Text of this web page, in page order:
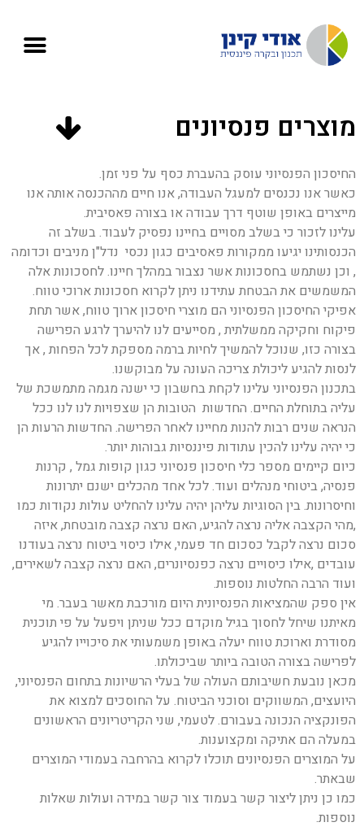
מוצרים פנסיונים
החיסכון הפנסיוני עוסק בהעברת כסף על פני זמן.
כאשר אנו נכנסים למעגל העבודה, אנו חיים מההכנסה אותה אנו
מייצרים באופן שוטף דרך עבודה או בצורה פאסיבית.
עלינו לזכור כי בשלב מסויים בחיינו נפסיק לעבוד. בשלב זה
הכנסותינו יגיעו ממקורות פאסיבים כגון נכסי נדל"ן מניבים וכדומה
, וכן נשתמש בחסכונות אשר נצבור במהלך חיינו. לחסכונות אלה
המשמשים את הבטחת עתידנו ניתן לקרוא חסכונות ארוכי טווח.
אפיקי החיסכון הפנסיוני הם מוצרי חיסכון ארוך טווח, אשר תחת
פיקוח וחקיקה ממשלתית , מסייעים לנו להיערך לרגע הפרישה
בצורה כזו, שנוכל להמשיך לחיות ברמה מספקת לכל הפחות , אך
לנסות להגיע ליכולת צריכה העונה על מבוקשנו.
בתכנון הפנסיוני עלינו לקחת בחשבון כי ישנה מגמה מתמשכת של
עליה בתוחלת החיים. החדשות הטובות הן שצפויות לנו לנו ככל
הנראה שנים רבות להנות מחיינו לאחר הפרישה. החדשות הרעות הן
כי יהיה עלינו להכין עתודות פיננסיות גבוהות יותר.
כיום קיימים מספר כלי חיסכון פנסיוני כגון קופות גמל , קרנות
פנסיה, ביטוחי מנהלים ועוד. לכל אחד מהכלים ישנם יתרונות
וחיסרונות. בין הסוגיות עליהן יהיה עלינו להחליט עולות נקודות כמו
,מהי הקצבה אליה נרצה להגיע, האם נרצה קצבה מובטחת, איזה
סכום נרצה לקבל כסכום חד פעמי, אילו כיסוי ביטוח נרצה בעודנו
עובדים ,אילו כיסויים נרצה כפנסיונרים, האם נרצה קצבה לשאירים,
ועוד הרבה החלטות נוספות.
אין ספק שהמציאות הפנסיונית היום מורכבת מאשר בעבר. מי
מאיתנו שיחל לחסוך בגיל מוקדם ככל שניתן ויפעל על פי תוכנית
מסודרת וארוכת טווח יעלה באופן משמעותי את סיכוייו להגיע
לפרישה בצורה הטובה ביותר שביכולתו.
מכאן נובעת חשיבותם העולה של בעלי הרשיונות בתחום הפנסיוני,
היועצים, המשווקים וסוכני הביטוח. על החוסכים למצוא את
הפונקציה הנכונה בעבורם. לטעמי, שני הקריטריונים הראשונים
במעלה הם אתיקה ומקצוענות.
על המוצרים הפנסיונים תוכלו לקרוא בהרחבה בעמודי המוצרים
שבאתר.
כמו כן ניתן ליצור קשר בעמוד צור קשר במידה ועולות שאלות
נוספות.